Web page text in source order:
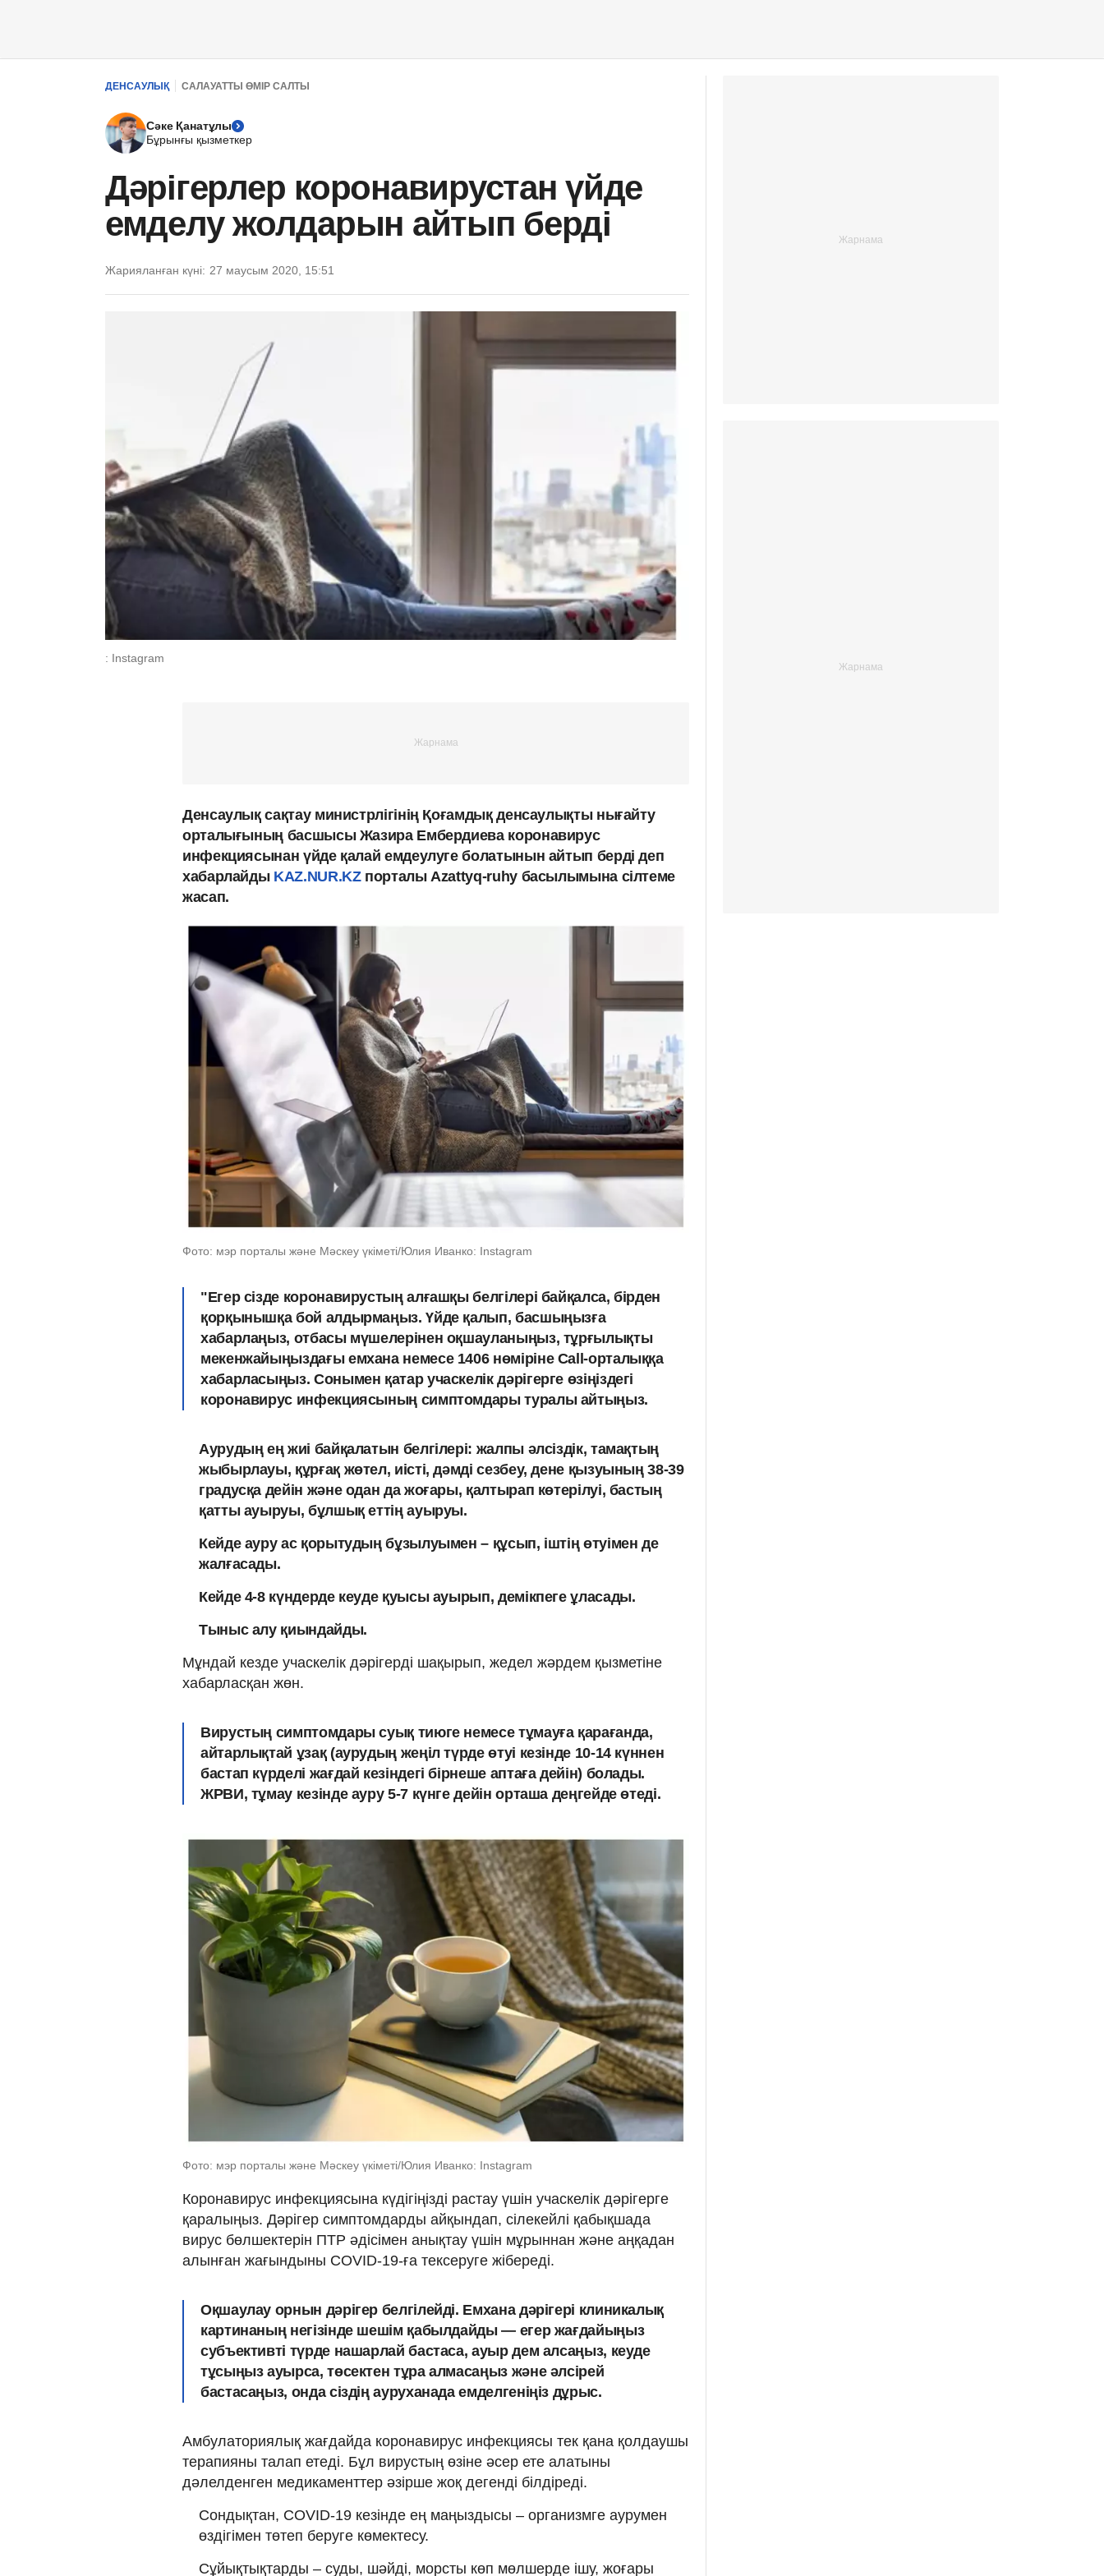
ДЕНСАУЛЫҚ САЛАУАТТЫ ӨМІР САЛТЫ
Сәке Қанатұлы
Бұрынғы қызметкер
Дәрігерлер коронавирустан үйде
емделу жолдарын айтып берді
Жарияланған күні: 27 маусым 2020, 15:51
: Instagram
Денсаулық сақтау министрлігінің Қоғамдық денсаулықты нығайту
орталығының басшысы Жазира Ембердиева коронавирус
инфекциясынан үйде қалай емдеулуге болатынын айтып берді деп
хабарлайдыKAZ.NUR.KZпорталы Аzattyq-ruhy басылымына сілтеме
жасап.
Фото: мэр порталы және Мәскеу үкіметі/Юлия Иванко: Instagram
"Егер сізде коронавирустың алғашқы белгілері байқалса, бірден
қорқынышқа бой алдырмаңыз. Үйде қалып, басшыңызға
хабарлаңыз, отбасы мүшелерінен оқшауланыңыз, тұрғылықты
мекенжайыңыздағы емхана немесе 1406 нөміріне Call-орталыққа
хабарласыңыз. Сонымен қатар учаскелік дәрігерге өзіңіздегі
коронавирус инфекциясының симптомдары туралы айтыңыз.
Аурудың ең жиі байқалатын белгілері: жалпы әлсіздік, тамақтың
жыбырлауы, құрғақ жөтел, иісті, дәмді сезбеу, дене қызуының 38-39
градусқа дейін және одан да жоғары, қалтырап көтерілуі, бастың
қатты ауыруы, бұлшық еттің ауыруы.
Кейде ауру ас қорытудың бұзылуымен – құсып, іштің өтуімен де
жалғасады.
Кейде 4-8 күндерде кеуде қуысы ауырып, демікпеге ұласады.
Тыныс алу қиындайды.
Мұндай кезде учаскелік дәрігерді шақырып, жедел жәрдем қызметіне
хабарласқан жөн.
Вирустың симптомдары суық тиюге немесе тұмауға қарағанда,
айтарлықтай ұзақ (аурудың жеңіл түрде өтуі кезінде 10-14 күннен
бастап күрделі жағдай кезіндегі бірнеше аптаға дейін) болады.
ЖРВИ, тұмау кезінде ауру 5-7 күнге дейін орташа деңгейде өтеді.
Фото: мэр порталы және Мәскеу үкіметі/Юлия Иванко: Instagram
Коронавирус инфекциясына күдігіңізді растау үшін учаскелік дәрігерге
қаралыңыз. Дәрігер симптомдарды айқындап, сілекейлі қабықшада
вирус бөлшектерін ПТР әдісімен анықтау үшін мұрыннан және аңқадан
алынған жағындыны COVID-19-ға тексеруге жібереді.
Оқшаулау орнын дәрігер белгілейді. Емхана дәрігері клиникалық
картинаның негізінде шешім қабылдайды — егер жағдайыңыз
субъективті түрде нашарлай бастаса, ауыр дем алсаңыз, кеуде
тұсыңыз ауырса, төсектен тұра алмасаңыз және әлсірей
бастасаңыз, онда сіздің ауруханада емделгеніңіз дұрыс.
Амбулаториялық жағдайда коронавирус инфекциясы тек қана қолдаушы
терапияны талап етеді. Бұл вирустың өзіне әсер ете алатыны
дәлелденген медикаменттер әзірше жоқ дегенді білдіреді.
Сондықтан, COVID-19 кезінде ең маңыздысы – организмге аурумен
өздігімен төтеп беруге көмектесу.
Сұйықтықтарды – суды, шәйді, морсты көп мөлшерде ішу, жоғары